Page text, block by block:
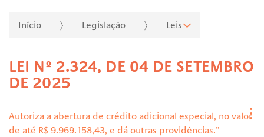
Início Legislação Leis
LEI Nº 2.324, DE 04 DE SETEMBRO
DE 2025
Autoriza a abertura de crédito adicional especial, no valor
de até R$ 9.969.158,43, e dá outras providências.”